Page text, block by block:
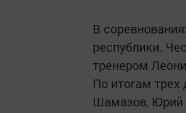
В
республики.
тренером
По итогам трех
Шамазов, Юрий